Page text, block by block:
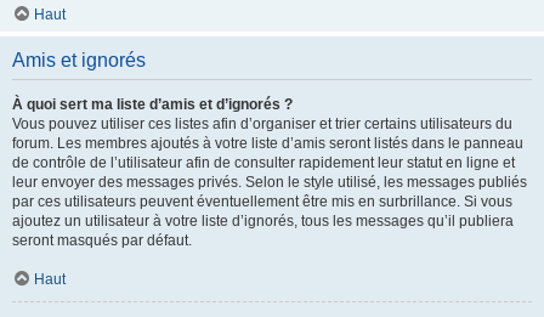
Haut
Amis et ignorés
À quoi sert ma liste d’amis et d’ignorés ?
Vous pouvez utiliser ces listes afin d’organiser et trier certains utilisateurs du
forum. Les membres ajoutés à votre liste d’amis seront listés dans le panneau
de contrôle de l’utilisateur afin de consulter rapidement leur statut en ligne et
leur envoyer des messages privés. Selon le style utilisé, les messages publiés
par ces utilisateurs peuvent éventuellement être mis en surbrillance. Si vous
ajoutez un utilisateur à votre liste d’ignorés, tous les messages qu’il publiera
seront masqués par défaut.
Haut